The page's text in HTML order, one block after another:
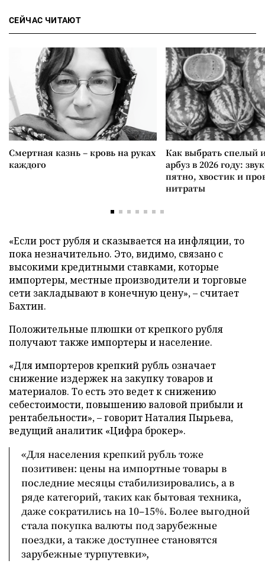
СЕЙЧАС ЧИТАЮТ
Смертная казнь – кровь на руках
каждого
Как выбрать спелый
арбуз в 2026 году:
пятно, хвостик и
нитраты
«Если рост рубля и сказывается на инфляции, то
пока незначительно. Это, видимо, связано с
высокими кредитными ставками, которые
импортеры, местные производители и торговые
сети закладывают в конечную цену», – считает
Бахтин.
Положительные плюшки от крепкого рубля
получают также импортеры и население.
«Для импортеров крепкий рубль означает
снижение издержек на закупку товаров и
материалов. То есть это ведет к снижению
себестоимости, повышению валовой прибыли и
рентабельности», – говорит Наталия Пырьева,
ведущий аналитик «Цифра брокер».
«Для населения крепкий рубль тоже
позитивен: цены на импортные товары в
последние месяцы стабилизировались, а в
ряде категорий, таких как бытовая техника,
даже сократились на 10–15%. Более выгодной
стала покупка валюты под зарубежные
поездки, а также доступнее становятся
зарубежные турпутевки»,